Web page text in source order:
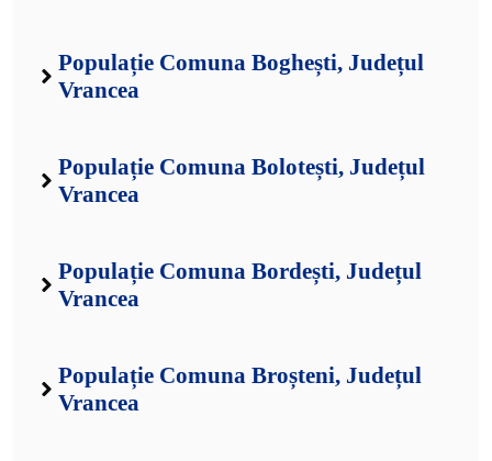
Populație Comuna Boghești, Județul
Vrancea
Populație Comuna Bolotești, Județul
Vrancea
Populație Comuna Bordești, Județul
Vrancea
Populație Comuna Broșteni, Județul
Vrancea